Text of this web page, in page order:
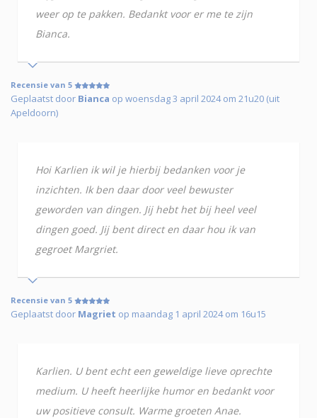
weer op te pakken. Bedankt voor er me te zijn
Bianca.
Recensie van 5
Geplaatst door Bianca op woensdag 3 april 2024 om 21u20 (uit
Apeldoorn)
Hoi Karlien ik wil je hierbij bedanken voor je
inzichten. Ik ben daar door veel bewuster
geworden van dingen. Jij hebt het bij heel veel
dingen goed. Jij bent direct en daar hou ik van
gegroet Margriet.
Recensie van 5
Geplaatst door Magriet op maandag 1 april 2024 om 16u15
Karlien. U bent echt een geweldige lieve oprechte
medium. U heeft heerlijke humor en bedankt voor
uw positieve consult. Warme groeten Anae.